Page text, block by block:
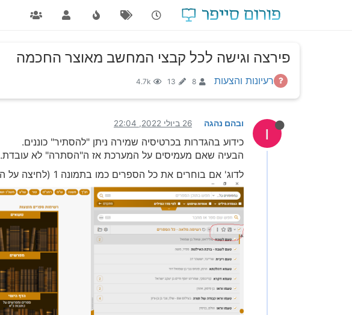
פירצה וגישה לכל קבצי המחשב מאוצר החכמה
רעיונות והצעות 8
13
4.7k
ו ובהם נהגה 26 ביולי 2022, 22:04
כידוע בהגדרות בכרטיסיה שמירה ניתן "להסתיר" כוננים.
הבעיה שאם מעמיסים על המערכת אז ה"הסתרה" לא עובדת.
לדוג' אם בוחרים את כל הספרים כמו בתמונה 1 (לחיצה על הריבוע הקטן)